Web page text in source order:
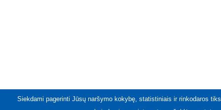
Siekdami pagerinti Jūsų naršymo kokybę, statistiniais ir rinkodaros